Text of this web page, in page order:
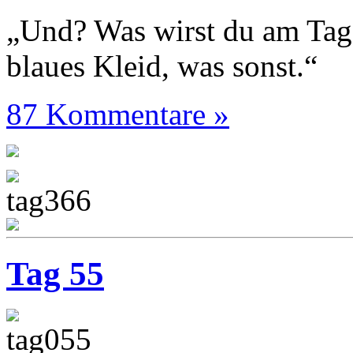
„Und? Was wirst du am
blaues Kleid, was sonst.“
87 Kommentare »
Tag 55